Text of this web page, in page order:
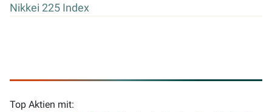
Nikkei 225 Index
Top Aktien mit: